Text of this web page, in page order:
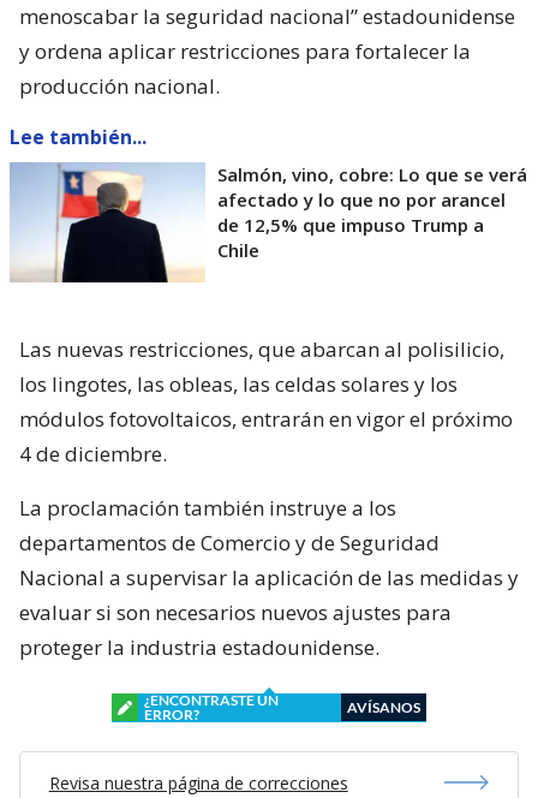
menoscabar la seguridad nacional” estadounidense
y ordena aplicar restricciones para fortalecer la
producción nacional.
Lee también...
Salmón, vino, cobre: Lo que se verá
afectado y lo que no por arancel
de 12,5% que impuso Trump a
Chile
Las nuevas restricciones, que abarcan al polisilicio,
los lingotes, las obleas, las celdas solares y los
módulos fotovoltaicos, entrarán en vigor el próximo
4 de diciembre.
La proclamación también instruye a los
departamentos de Comercio y de Seguridad
Nacional a supervisar la aplicación de las medidas y
evaluar si son necesarios nuevos ajustes para
proteger la industria estadounidense.
¿ENCONTRASTE UN
ERROR?
AVÍSANOS
Revisa nuestra página de correcciones